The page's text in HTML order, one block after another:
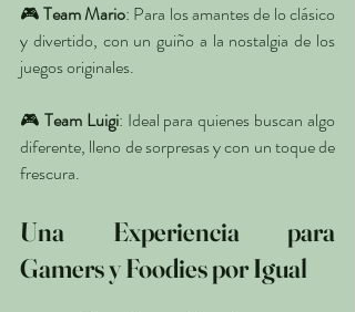
🎮 Team Mario: Para los amantes de lo clásico
y divertido, con un guiño a la nostalgia de los
juegos originales.
🎮 Team Luigi: Ideal para quienes buscan algo
diferente, lleno de sorpresas y con un toque de
frescura.
Una Experiencia para
Gamers y Foodies por Igual